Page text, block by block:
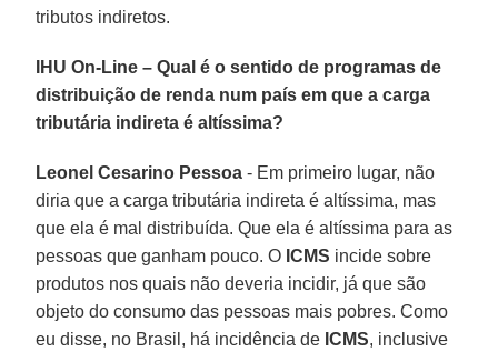
tributos indiretos.
IHU On-Line – Qual é o sentido de programas de
distribuição de renda num país em que a carga
tributária indireta é altíssima?
Leonel Cesarino Pessoa - Em primeiro lugar, não
diria que a carga tributária indireta é altíssima, mas
que ela é mal distribuída. Que ela é altíssima para as
pessoas que ganham pouco. O ICMS incide sobre
produtos nos quais não deveria incidir, já que são
objeto do consumo das pessoas mais pobres. Como
eu disse, no Brasil, há incidência de ICMS, inclusive